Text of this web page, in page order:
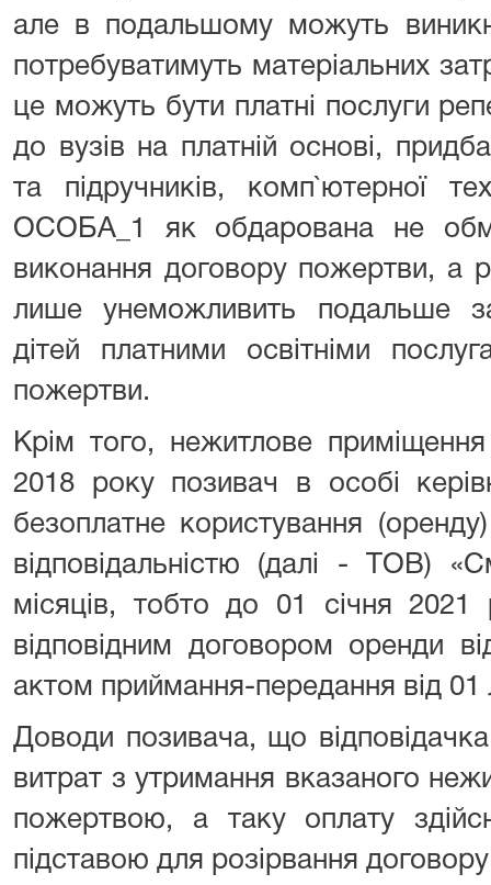
але в подальшому можуть
потребуватимуть матеріальних
це можуть бути платні послуги
до вузів на платній основі,
та підручників, комп`ютерної
ОСОБА_1 як обдарована не
виконання договору пожертви, а
лише унеможливить подальше
дітей платними освітніми
пожертви.
Крім того, нежитлове
2018 року позивач в особі
безоплатне користування
відповідальністю (далі - ТОВ)
місяців, тобто до 01 січня 2021
відповідним договором оренди
актом приймання-передання від 01
Доводи позивача, що
витрат з утримання вказаного
пожертвою, а таку оплату
підставою для розірвання